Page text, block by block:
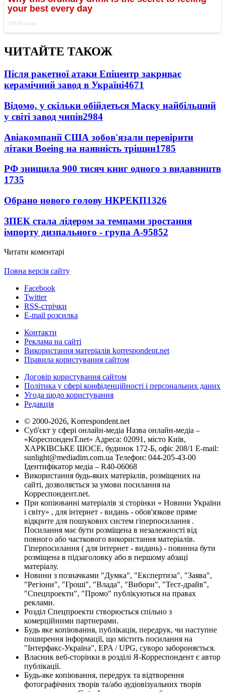
ЧИТАЙТЕ ТАКОЖ
Після ракетної атаки Епіцентр закриває
керамічний завод в Україні4671
Відомо, у скільки обійдеться Маску найбільший
у світі завод чипів2984
Авіакомпанії США зобов'язали перевірити
літаки Boeing на наявність тріщин1785
РФ знищила 900 тисяч книг одного з видавництв
1735
Обрано нового голову НКРЕКП1326
ЗПЕК стала лідером за темпами зростання
імпорту дизпального - група А-95852
Читати коментарі
Повна версія сайту
Facebook
Twitter
RSS-стрічки
E-mail розсилка
Контакти
Реклама на сайті
Використання матеріалів korrespondent.net
Правила користування сайтом
Договір користування сайтом
Політика у сфері конфіденційності і персональних даних
Угода щодо користування
Редакція
© 2000-2026, Korrespondent.net
Суб'єкт у сфері онлайн-медіа Назва онлайн-медіа –
«КореспонденТ.net» Адреса: 02091, місто Київ,
ХАРКІВСЬКЕ ШОСЕ, будинок 172-Б, офіс 208/1 E-mail:
sunlight@mediadim.com.ua Телефон: 044-205-43-00
Ідентифікатор медіа – R40-06068
Використання будь-яких матеріалів, розміщених на
сайті, дозволяється за умови посилання на
Корреспондент.net.
При копіюванні матеріалів зі сторінки « Новини України
і світу» , для інтернет - видань - обов'язкове пряме
відкрите для пошукових систем гіперпосилання .
Посилання має бути розміщена в незалежності від
повного або часткового використання матеріалів.
Гіперпосилання ( для інтернет - видань) - повинна бути
розміщена в підзаголовку або в першому абзаці
матеріалу.
Новини з позначками "Думка", "Експертиза", "Заява",
"Регіони", "Гроші", "Влада", "Вибори", "Тест-драйв",
"Спецпроекти", "Промо" публікуються на правах
реклами.
Розділ Спецпроекти створюється спільно з
комерційними партнерами.
Будь яке копіювання, публікація, передрук, чи наступне
поширення інформації, що містить посилання на
"Інтерфакс-Україна", EPA / UPG, суворо забороняється.
Власник веб-сторінки в розділі Я-Корреспондент є автор
публікації.
Будь-яке копіювання, передрук та відтворення
фотографічних творів та/або аудіовізуальних творів